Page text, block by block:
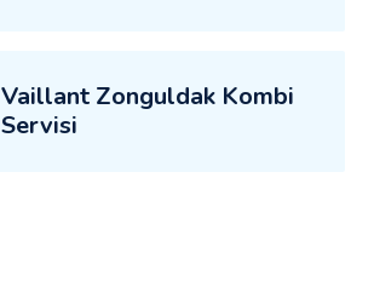
Vaillant Zonguldak Kombi
Servisi